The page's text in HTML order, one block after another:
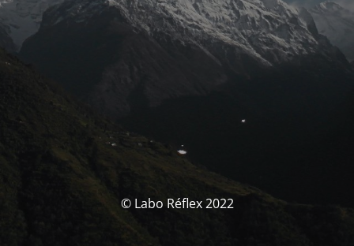
© Labo Réflex 2022